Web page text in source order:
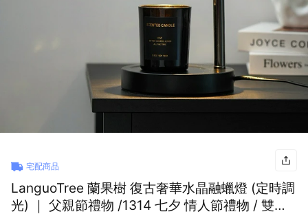
宅配商品
LanguoTree 蘭果樹 復古奢華水晶融蠟燈 (定時調
光) ｜ 父親節禮物 /1314 七夕 情人節禮物 / 雙子